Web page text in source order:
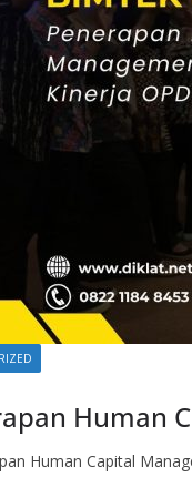
Human
Human Capital